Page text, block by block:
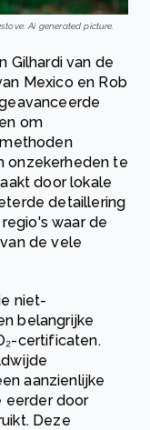
Ai generated picture.
Gilhardi van de
Mexico en Rob
om
onzekerheden te
door lokale
detaillering
waar de
de vele
niet-
belangrijke
certificaten.
aanzienlijke
eerder door
Deze